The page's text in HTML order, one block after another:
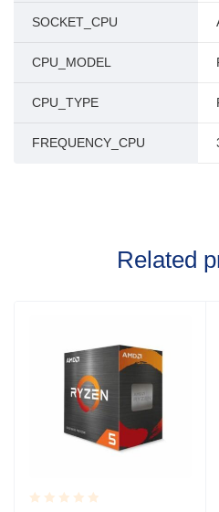
SOCKET_CPU
CPU_MODEL
CPU_TYPE
FREQUENCY_CPU
Related